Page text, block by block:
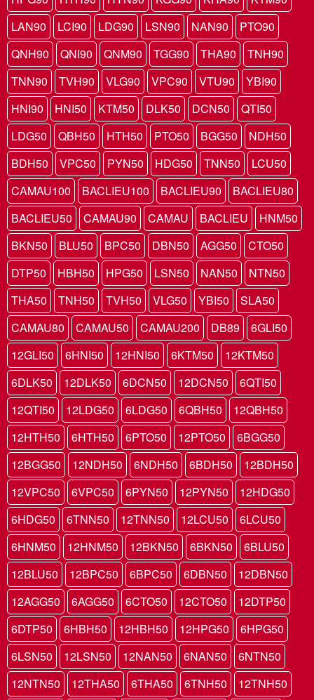
LAN90
LCI90 LDG90 LSN90 NAN90
PTO90
QNH90
QNI90 QNM90 TGG90 THA90
TNH90
TNN90
TVH90 VLG90 VPC90 VTU90
YBI90
HNI90
HNI50 KTM50 DLK50 DCN50
QTI50
LDG50
QBH50 HTH50 PTO50 BGG50
NDH50
BDH50
VPC50 PYN50 HDG50 TNN50
LCU50
CAMAU100
BACLIEU100 BACLIEU90
BACLIEU80
BACLIEU50
CAMAU90 CAMAU BACLIEU
HNM50
BKN50
BLU50 BPC50 DBN50 AGG50
CTO50
DTP50
HBH50 HPG50 LSN50 NAN50
NTN50
THA50
TNH50 TVH50 VLG50 YBI50
SLA50
CAMAU80
CAMAU50 CAMAU200 DB89
6GLI50
12GLI50
6HNI50 12HNI50 6KTM50
12KTM50
6DLK50
12DLK50 6DCN50 12DCN50
6QTI50
12QTI50
12LDG50 6LDG50 6QBH50
12QBH50
12HTH50
6HTH50 6PTO50 12PTO50
6BGG50
12BGG50
12NDH50 6NDH50 6BDH50
12BDH50
12VPC50
6VPC50 6PYN50 12PYN50
12HDG50
6HDG50
6TNN50 12TNN50 12LCU50
6LCU50
6HNM50
12HNM50 12BKN50 6BKN50
6BLU50
12BLU50
12BPC50 6BPC50 6DBN50
12DBN50
12AGG50
6AGG50 6CTO50 12CTO50
12DTP50
6DTP50
6HBH50 12HBH50 12HPG50
6HPG50
6LSN50
12LSN50 12NAN50 6NAN50
6NTN50
12NTN50
12THA50 6THA50 6TNH50
12TNH50